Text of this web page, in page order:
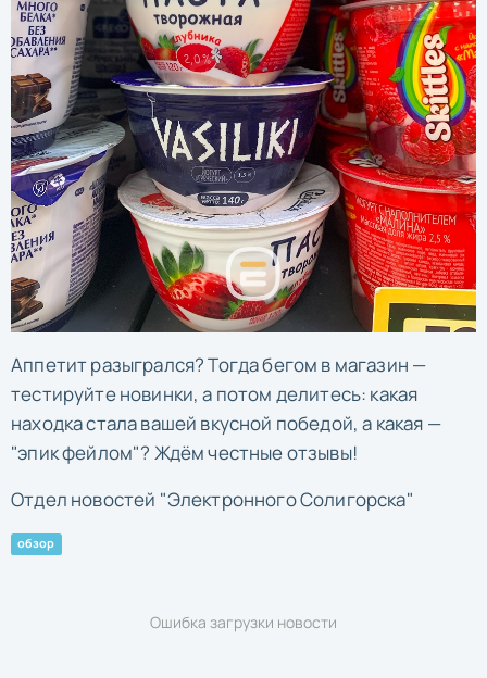
Аппетит разыгрался? Тогда бегом в магазин —
тестируйте новинки, а потом делитесь: какая
находка стала вашей вкусной победой, а какая —
"эпик фейлом"? Ждём честные отзывы!
Отдел новостей "Электронного Солигорска"
обзор
Ошибка загрузки новости